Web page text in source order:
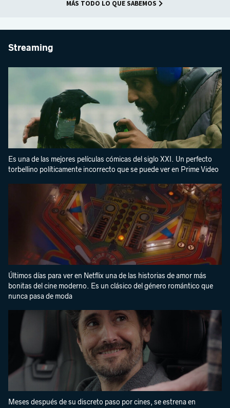
MÁS TODO LO QUE SABEMOS
Streaming
Es una de las mejores películas cómicas del siglo XXI. Un perfecto
torbellino políticamente incorrecto que se puede ver en Prime Video
Últimos días para ver en Netflix una de las historias de amor más
bonitas del cine moderno. Es un clásico del género romántico que
nunca pasa de moda
Meses después de su discreto paso por cines, se estrena en